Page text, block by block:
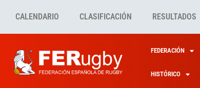
CALENDARIO CLASIFICACIÓN RESULTADOS
FEDERACIÓN
HISTÓRICO